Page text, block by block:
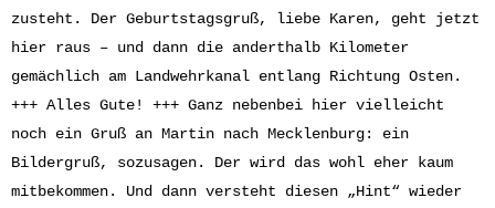
zusteht. Der Geburtstagsgruß, liebe Karen, geht jetzt
hier raus – und dann die anderthalb Kilometer
gemächlich am Landwehrkanal entlang Richtung Osten.
+++ Alles Gute! +++ Ganz nebenbei hier vielleicht
noch ein Gruß an Martin nach Mecklenburg: ein
Bildergruß, sozusagen. Der wird das wohl eher kaum
mitbekommen. Und dann versteht diesen „Hint“ wieder